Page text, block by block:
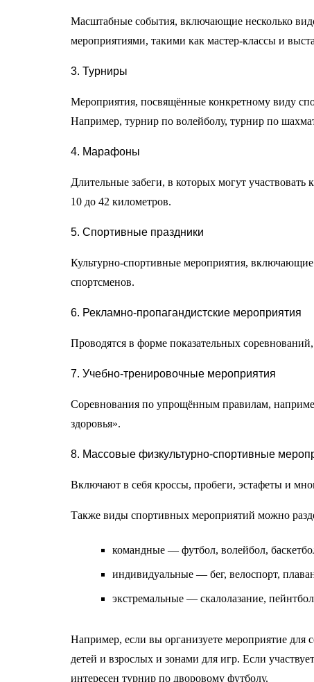
Масштабные события, включающие несколько
мероприятиями, такими как мастер-классы и
3. Турниры
Мероприятия, посвящённые конкретному виду
Например, турнир по волейболу, турнир по
4. Марафоны
Длительные забеги, в которых могут
10 до 42 километров.
5. Спортивные праздники
Культурно-спортивные мероприятия,
спортсменов.
6. Рекламно-пропагандистские мероприятия
Проводятся в форме показательных
7. Учебно-тренировочные мероприятия
Соревнования по упрощённым правилам,
здоровья».
8. Массовые физкультурно-спортивные
Включают в себя кроссы, пробеги, эстафеты и
Также виды спортивных мероприятий можно
командные — футбол, волейбол,
индивидуальные — бег, велоспорт,
экстремальные — скалолазание,
Например, если вы организуете мероприятие для
детей и взрослых и зонами для игр. Если
интересен турнир по дворовому футболу.